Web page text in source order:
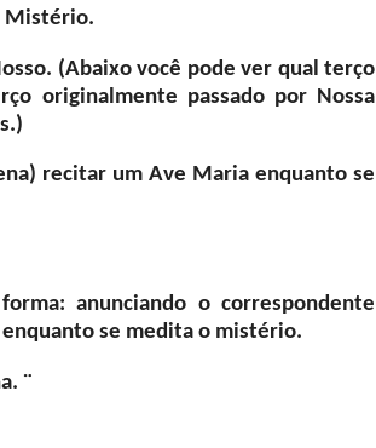
Mistério.
(Abaixo você pode ver qual terço
originalmente passado por Nossa
recitar um Ave Maria enquanto se
anunciando o correspondente
se medita o mistério.
¨